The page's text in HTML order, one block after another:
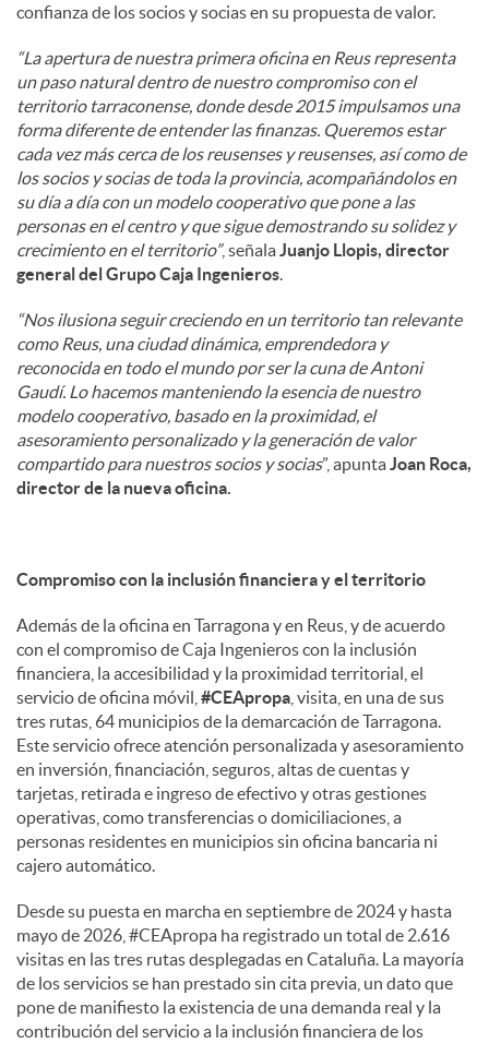
confianza de los socios y socias en su propuesta de valor.
“La apertura de nuestra primera oficina en Reus representa
un paso natural dentro de nuestro compromiso con el
territorio tarraconense, donde desde 2015 impulsamos una
forma diferente de entender las finanzas. Queremos estar
cada vez más cerca de los reusenses y reusenses, así como de
los socios y socias de toda la provincia, acompañándolos en
su día a día con un modelo cooperativo que pone a las
personas en el centro y que sigue demostrando su solidez y
crecimiento en el territorio”, señalaJuanjo Llopis, director
general del Grupo Caja Ingenieros.
“Nos ilusiona seguir creciendo en un territorio tan relevante
como Reus, una ciudad dinámica, emprendedora y
reconocida en todo el mundo por ser la cuna de Antoni
Gaudí. Lo hacemos manteniendo la esencia de nuestro
modelo cooperativo, basado en la proximidad, el
asesoramiento personalizado y la generación de valor
compartido para nuestros socios y socias”, apuntaJoan Roca,
director de la nueva oficina.
Compromiso con la inclusión financiera y el territorio
Además de la oficina en Tarragona y en Reus, y de acuerdo
con el compromiso de Caja Ingenieros con la inclusión
financiera, la accesibilidad y la proximidad territorial, el
servicio de oficina móvil, #CEApropa , visita, en una de sus
tres rutas, 64 municipios de la demarcación de Tarragona.
Este servicio ofrece atención personalizada y asesoramiento
en inversión, financiación, seguros, altas de cuentas y
tarjetas, retirada e ingreso de efectivo y otras gestiones
operativas, como transferencias o domiciliaciones, a
personas residentes en municipios sin oficina bancaria ni
cajero automático.
Desde su puesta en marcha en septiembre de 2024 y hasta
mayo de 2026, #CEApropa ha registrado un total de 2.616
visitas en las tres rutas desplegadas en Cataluña. La mayoría
de los servicios se han prestado sin cita previa, un dato que
pone de manifiesto la existencia de una demanda real y la
contribución del servicio a la inclusión financiera de los